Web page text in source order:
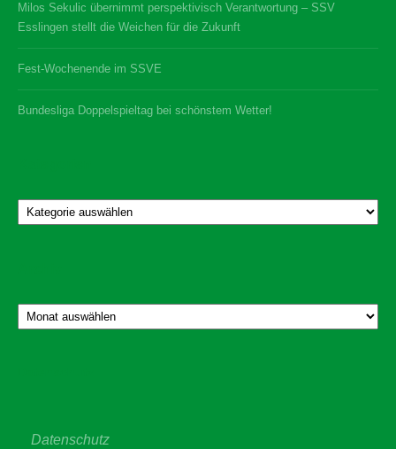
Milos Sekulic übernimmt perspektivisch Verantwortung – SSV
Esslingen stellt die Weichen für die Zukunft
Fest-Wochenende im SSVE
Bundesliga Doppelspieltag bei schönstem Wetter!
Kategorien
Archiv
Datenschutz